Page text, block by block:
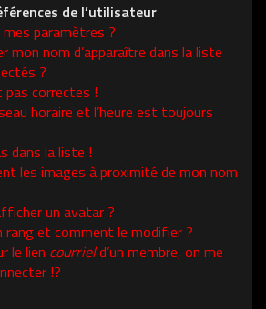
de l’utilisateur
paramètres ?
mon nom d’apparaître dans la liste
?
pas correctes !
horaire et l’heure est toujours
dans la liste !
les images à proximité de mon nom
un avatar ?
rang et comment le modifier ?
le lien courrield’un membre, on me
!?